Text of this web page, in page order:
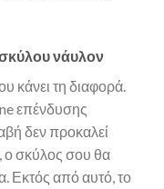
σκύλου νάυλον
κάνει τη διαφορά.
επένδυσης
δεν προκαλεί
ο σκύλος σου θα
Εκτός από αυτό, το